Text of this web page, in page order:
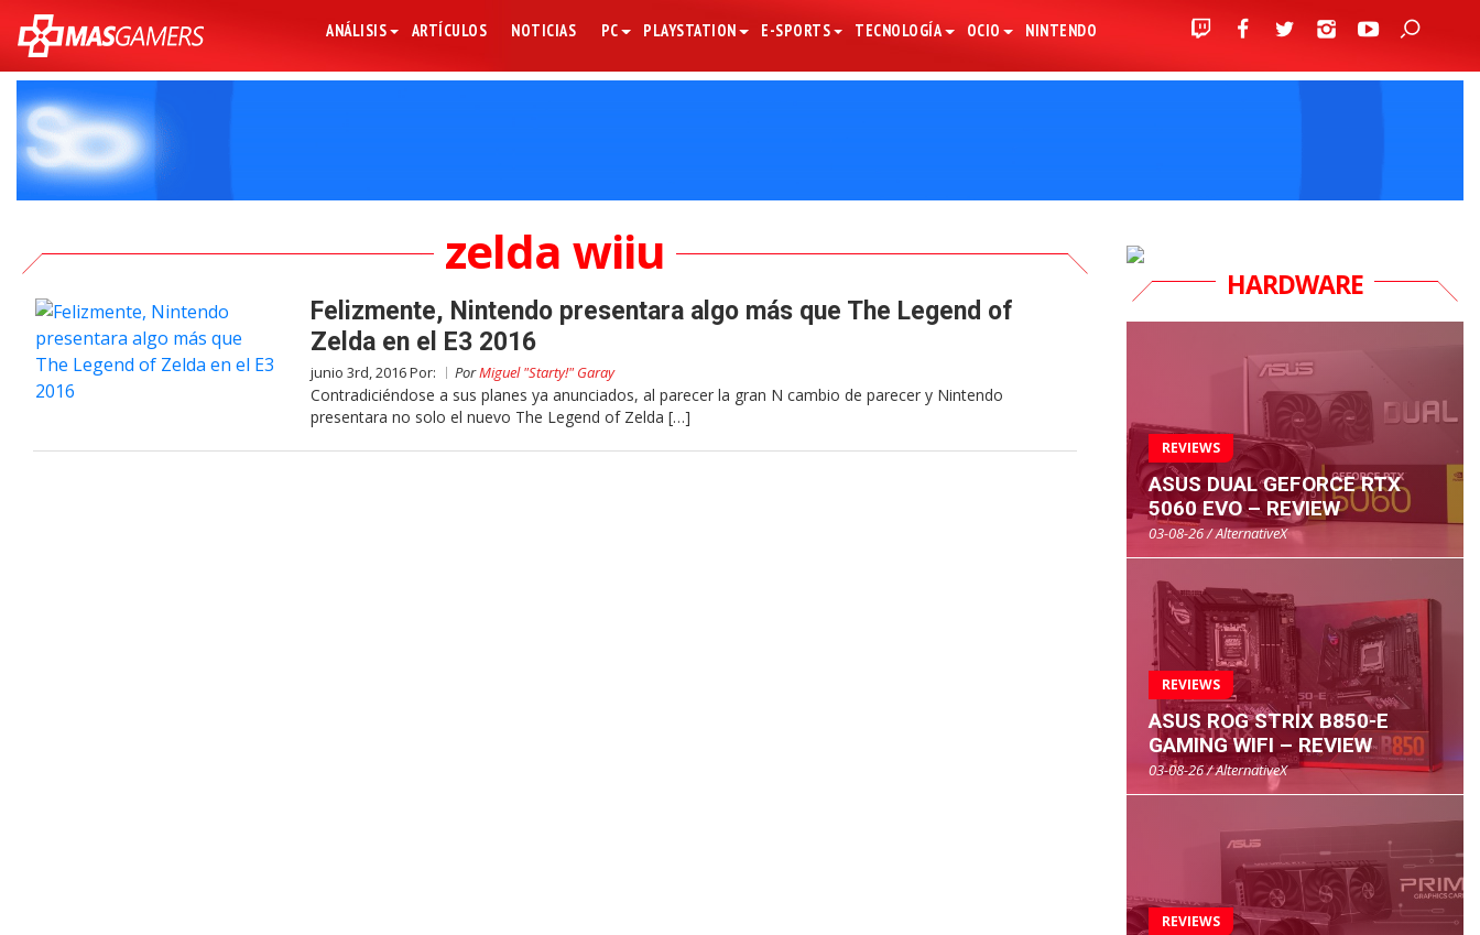
ANÁLISIS ARTÍCULOS NOTICIAS PC PLAYSTATION E-SPORTS TECNOLOGÍA OCIO NINTENDO
zelda wiiu
Felizmente, Nintendo presentara algo más que The Legend of
Zelda en el E3 2016
junio 3rd, 2016 Por: PorMiguel "Starty!" Garay
Contradiciéndose a sus planes ya anunciados, al parecer la gran N cambio de parecer y Nintendo
presentara no solo el nuevo The Legend of Zelda […]
HARDWARE
REVIEWS
ASUS DUAL GEFORCE RTX
5060 EVO – REVIEW
03-08-26 / AlternativeX
REVIEWS
ASUS ROG STRIX B850-E
GAMING WIFI – REVIEW
03-08-26 / AlternativeX
REVIEWS